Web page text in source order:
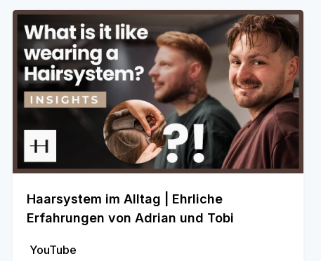
Haarsystem im Alltag | Ehrliche
Erfahrungen von Adrian und Tobi
YouTube